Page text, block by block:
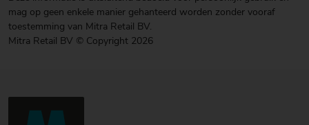
mag op geen enkele manier gehanteerd worden zonder vooraf
toestemming van Mitra Retail BV.
Mitra Retail BV © Copyright 2026